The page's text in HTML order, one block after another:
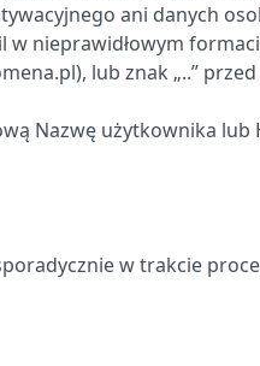
ani danych
w nieprawidłowym
lub znak „..”
Nazwę użytkownika lub
w trakcie